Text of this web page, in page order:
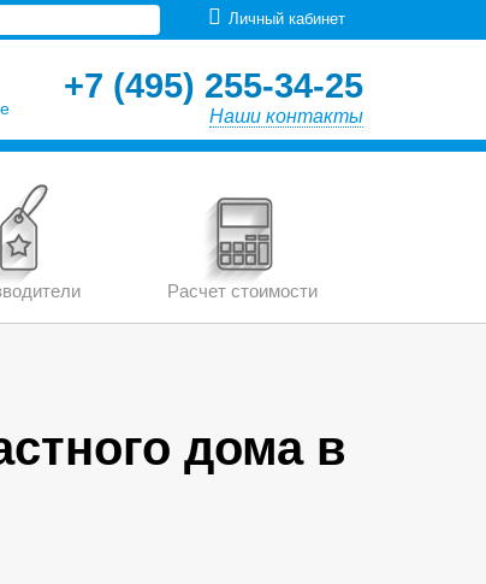
Личный кабинет
+7 (495) 255-34-25
Наши контакты
Расчет стоимости
дома в